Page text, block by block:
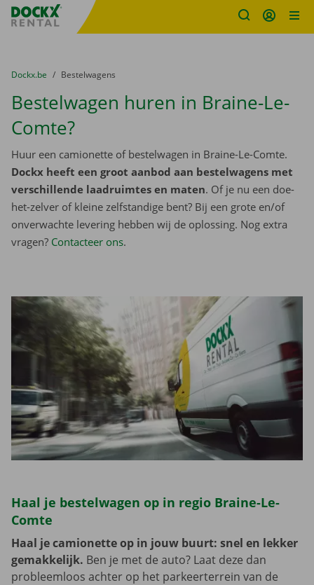
Fratello DEMO
U bevindt zich hier:
van
Dockx.be naar
Bestelwagens
Bestelwagen huren in Braine-Le-
Comte?
Huur een camionette of bestelwagen in Braine-Le-Comte.
Dockx heeft een groot aanbod aan bestelwagens met
verschillende laadruimtes en maten. Of je nu een doe-
het-zelver of kleine zelfstandige bent? Bij een grote en/of
onverwachte levering hebben wij de oplossing. Nog extra
vragen? Contacteer ons.
Haal je bestelwagen op in regio Braine-Le-
Comte
Haal je camionette op in jouw buurt: snel en lekker
gemakkelijk. Ben je met de auto? Laat deze dan
probleemloos achter op het parkeerterrein van de